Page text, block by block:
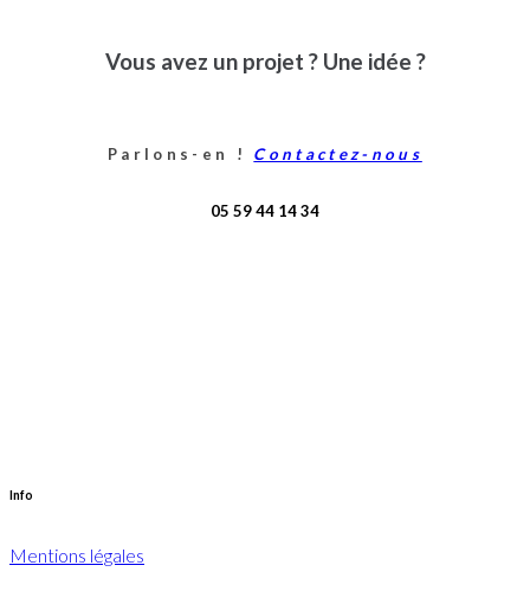
Vous avez un projet ? Une idée ?
Parlons-en ! Contactez-nous
05 59 44 14 34
Info
Mentions légales